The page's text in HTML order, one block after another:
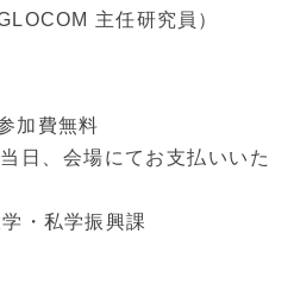
主任研究員）
加費無料
、会場にてお支払いいた
・私学振興課